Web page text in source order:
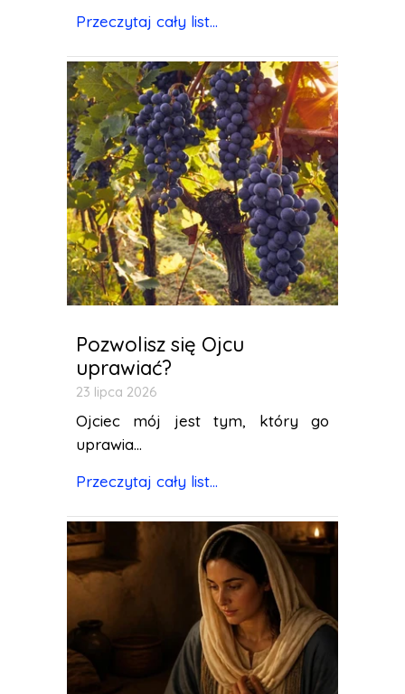
Przeczytaj cały list...
Pozwolisz się Ojcu
uprawiać?
23 lipca 2026
Ojciec mój jest tym, który go
uprawia...
Przeczytaj cały list...